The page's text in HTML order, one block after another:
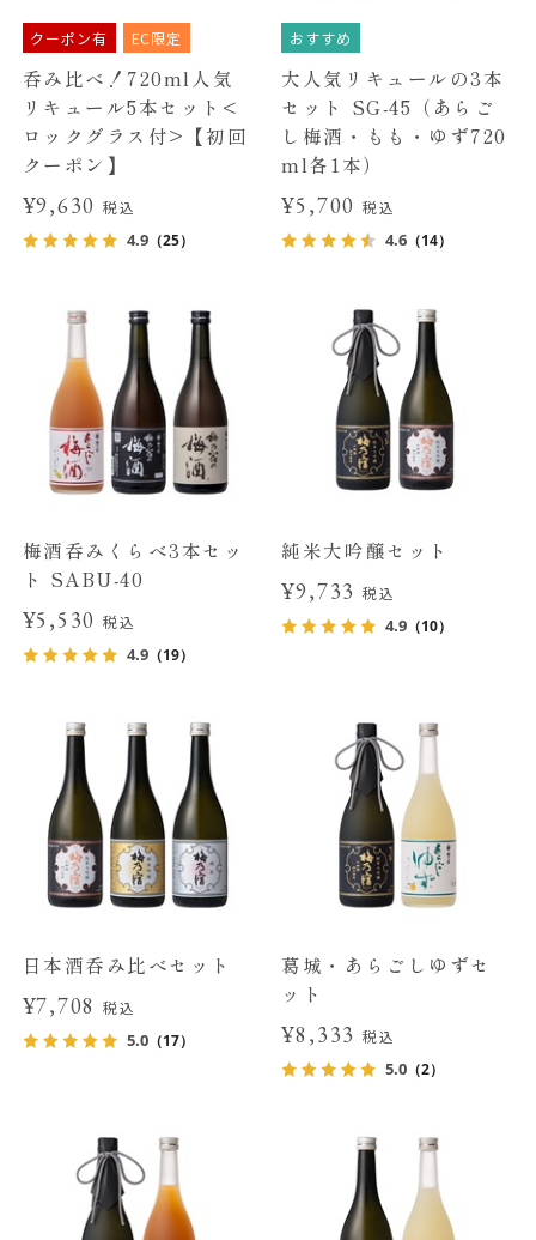
クーポン有 EC限定
呑み比べ！720ml人気
リキュール5本セット<
ロックグラス付>【初回
クーポン】
¥9,630税込
4.9（25）
おすすめ
大人気リキュールの3本
セット SG-45（あらご
し梅酒・もも・ゆず720
ml各1本）
¥5,700 税込
4.6 （14）
梅酒呑みくらべ3本セッ
ト SABU-40
¥5,530税込
4.9（19）
純米大吟醸セット
¥9,733 税込
4.9 （10）
日本酒呑み比べセット
¥7,708税込
5.0（17）
葛城・あらごしゆずセ
ット
¥8,333 税込
5.0 （2）